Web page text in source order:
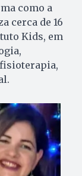
como a
cerca de 16
Kids, em